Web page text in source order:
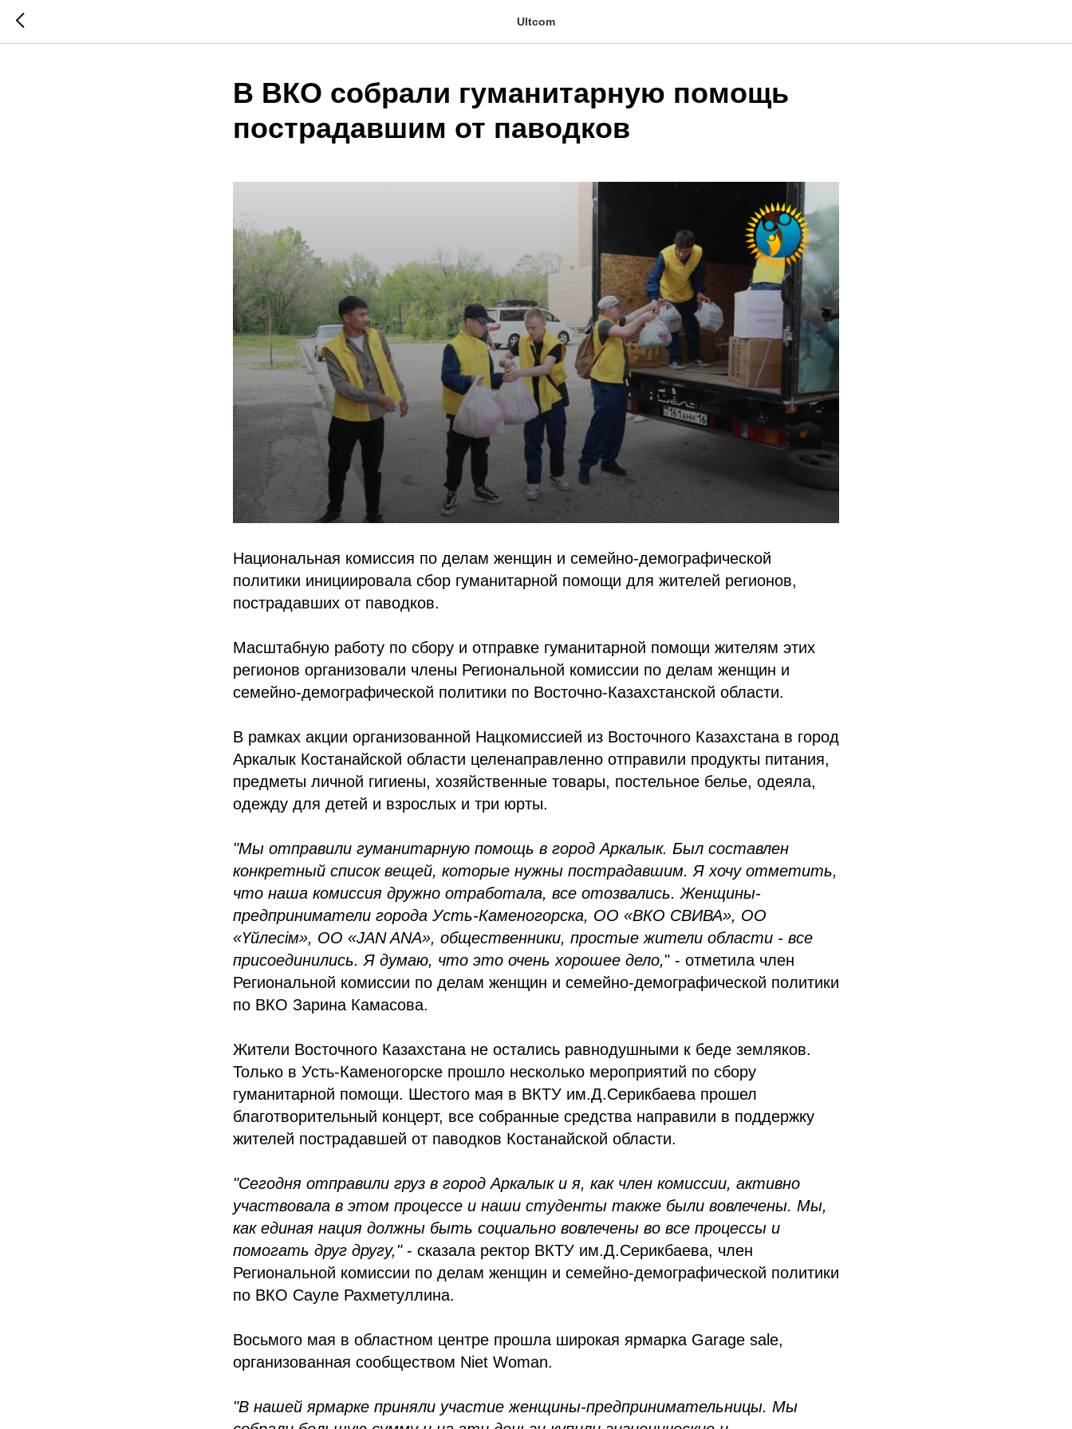
Ultcom
В ВКО собрали гуманитарную помощь
пострадавшим от паводков
Национальная комиссия по делам женщин и семейно-демографической
политики инициировала сбор гуманитарной помощи для жителей регионов,
пострадавших от паводков.
Масштабную работу по сбору и отправке гуманитарной помощи жителям этих
регионов организовали члены Региональной комиссии по делам женщин и
семейно-демографической политики по Восточно-Казахстанской области.
В рамках акции организованной Нацкомиссией из Восточного Казахстана в город
Аркалык Костанайской области целенаправленно отправили продукты питания,
предметы личной гигиены, хозяйственные товары, постельное белье, одеяла,
одежду для детей и взрослых и три юрты.
"Мы отправили гуманитарную помощь в город Аркалык. Был составлен
конкретный список вещей, которые нужны пострадавшим. Я хочу отметить,
что наша комиссия дружно отработала, все отозвались. Женщины-
предприниматели города Усть-Каменогорска, ОО «ВКО СВИВА», ОО
«Үйлесім», ОО «JAN ANA», общественники, простые жители области - все
присоединились. Я думаю, что это очень хорошее дело," - отметила член
Региональной комиссии по делам женщин и семейно-демографической политики
по ВКО Зарина Камасова.
Жители Восточного Казахстана не остались равнодушными к беде земляков.
Только в Усть-Каменогорске прошло несколько мероприятий по сбору
гуманитарной помощи. Шестого мая в ВКТУ им.Д.Серикбаева прошел
благотворительный концерт, все собранные средства направили в поддержку
жителей пострадавшей от паводков Костанайской области.
"Сегодня отправили груз в город Аркалык и я, как член комиссии, активно
участвовала в этом процессе и наши студенты также были вовлечены. Мы,
как единая нация должны быть социально вовлечены во все процессы и
помогать друг другу,"- сказала ректор ВКТУ им.Д.Серикбаева, член
Региональной комиссии по делам женщин и семейно-демографической политики
по ВКО Сауле Рахметуллина.
Восьмого мая в областном центре прошла широкая ярмарка Garage sale,
организованная сообществом Niet Woman.
"В нашей ярмарке приняли участие женщины-предпринимательницы. Мы